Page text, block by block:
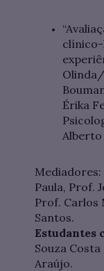
Olinda/
Érika
Alberto
Paula, Prof.
Prof. Carlos
Santos.
Estudantes
Souza
Araújo.